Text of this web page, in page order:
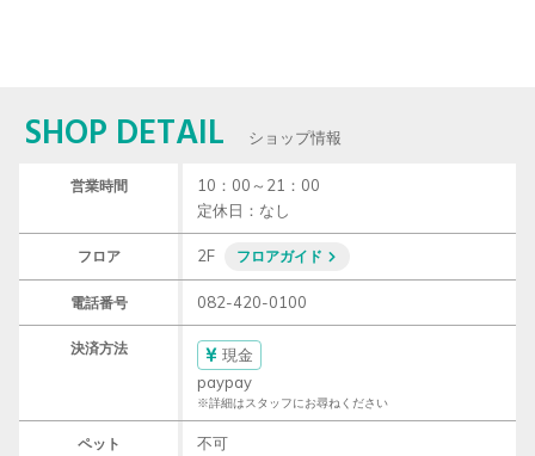
SHOP DETAIL ショップ情報
営業時間
10：00～21：00
定休日：なし
フロア 2F フロアガイド
電話番号 082-420-0100
決済方法
現金
paypay
※詳細はスタッフにお尋ねください
ペット 不可